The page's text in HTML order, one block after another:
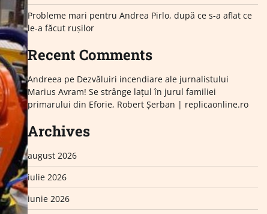
Probleme mari pentru Andrea Pirlo, după ce s-a aflat ce
le-a făcut rușilor
Recent Comments
Andreea pe Dezvăluiri incendiare ale jurnalistului
Marius Avram! Se strânge lațul în jurul familiei
primarului din Eforie, Robert Șerban | replicaonline.ro
Archives
august 2026
iulie 2026
iunie 2026